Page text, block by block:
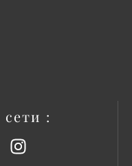
: